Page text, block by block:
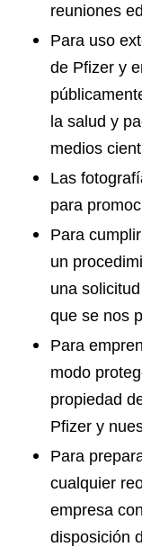
reuniones
Para uso
de Pfizer y
la salud y
medios
Las
para
Para
un
una
que se nos
Para
modo
propiedad
Pfizer y
Para
cualquier
empresa
disposición